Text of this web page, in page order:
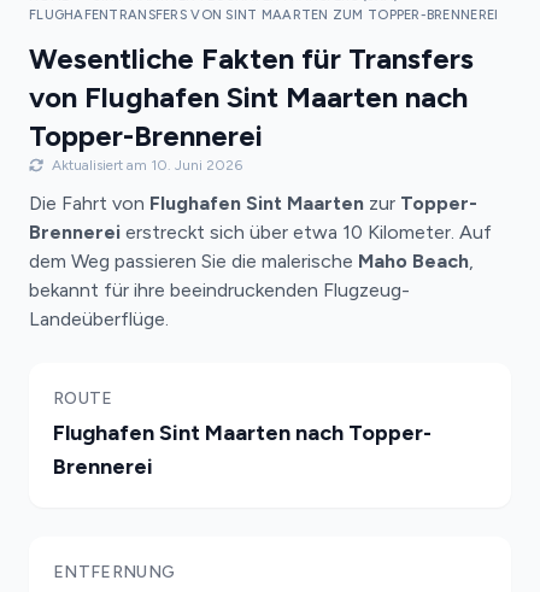
FLUGHAFENTRANSFERS VON SINT MAARTEN ZUM TOPPER-BRENNEREI
Wesentliche Fakten für Transfers
von Flughafen Sint Maarten nach
Topper-Brennerei
Aktualisiert am 10. Juni 2026
Die Fahrt von Flughafen Sint Maarten zur Topper-
Brennerei erstreckt sich über etwa 10 Kilometer. Auf
dem Weg passieren Sie die malerische Maho Beach,
bekannt für ihre beeindruckenden Flugzeug-
Landeüberflüge.
ROUTE
Flughafen Sint Maarten nach Topper-
Brennerei
ENTFERNUNG